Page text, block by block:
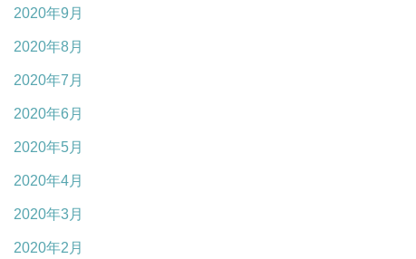
2020年9月
2020年8月
2020年7月
2020年6月
2020年5月
2020年4月
2020年3月
2020年2月